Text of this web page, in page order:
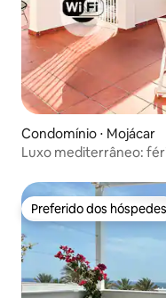
Condomínio ⋅ Mojácar
Luxo mediterrâneo:
Preferido dos hóspedes
Preferido dos hóspedes